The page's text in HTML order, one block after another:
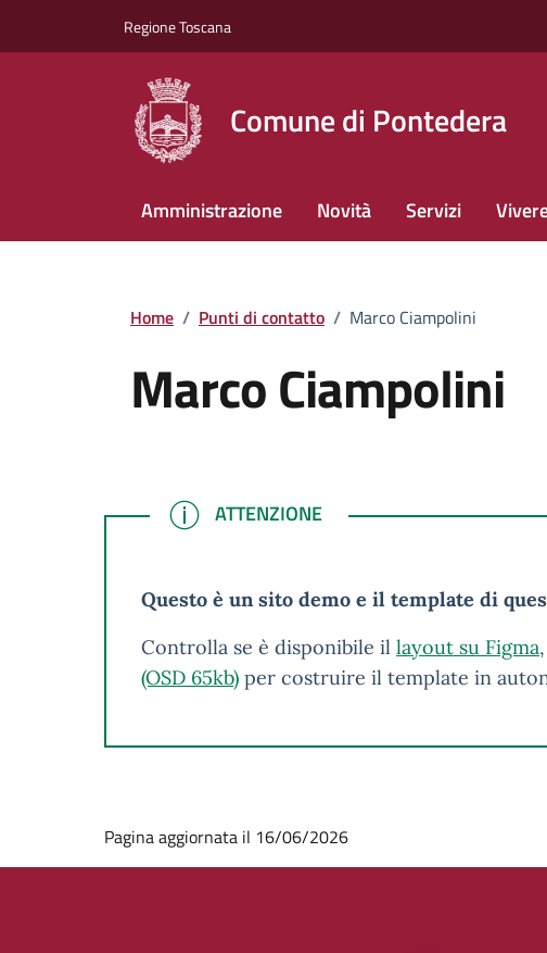
Regione Toscana
Comune di Pontedera
Amministrazione Novità Servizi
Home / Punti di contatto / Marco Ciampolini
Marco Ciampolini
ATTENZIONE
ATTENZIONE
Questo è un sito demo e il template di
Controlla se è disponibile il layout su Figma
(OSD 65kb) per costruire il template in
Pagina aggiornata il 16/06/2026